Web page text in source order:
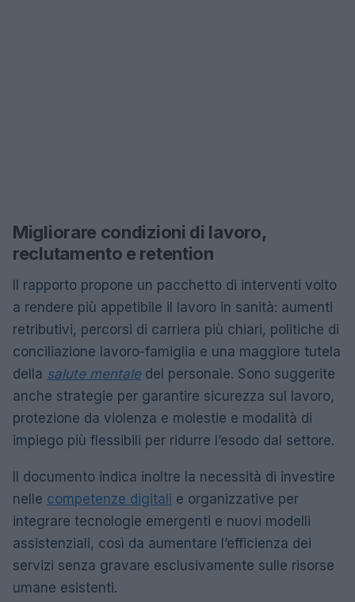
Migliorare condizioni di lavoro,
reclutamento e retention
Il rapporto propone un pacchetto di interventi volto
a rendere più appetibile il lavoro in sanità: aumenti
retributivi, percorsi di carriera più chiari, politiche di
conciliazione lavoro-famiglia e una maggiore tutela
della salute mentaledel personale. Sono suggerite
anche strategie per garantire sicurezza sul lavoro,
protezione da violenza e molestie e modalità di
impiego più flessibili per ridurre l’esodo dal settore.
Il documento indica inoltre la necessità di investire
nelle competenze digitali e organizzative per
integrare tecnologie emergenti e nuovi modelli
assistenziali, così da aumentare l’efficienza dei
servizi senza gravare esclusivamente sulle risorse
umane esistenti.